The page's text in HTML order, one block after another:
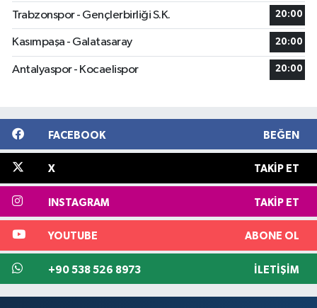
Trabzonspor - Gençlerbirliği S.K. 20:00
Kasımpaşa - Galatasaray 20:00
Antalyaspor - Kocaelispor 20:00
FACEBOOK BEĞEN
X TAKIP ET
INSTAGRAM TAKIP ET
YOUTUBE ABONE OL
+90 538 526 8973 İLETIŞIM